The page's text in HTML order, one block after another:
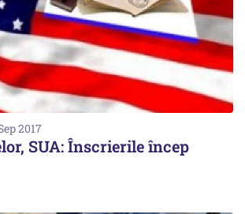
2017
SUA: Înscrierile încep